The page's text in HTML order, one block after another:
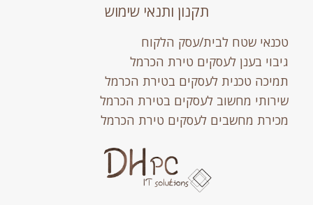
תקנון ותנאי שימוש
טכנאי שטח לבית/עסק הלקוח
גיבוי בענן לעסקים טירת הכרמל
תמיכה טכנית לעסקים בטירת הכרמל
שירותי מחשוב לעסקים בטירת הכרמל
מכירת מחשבים לעסקים טירת הכרמל